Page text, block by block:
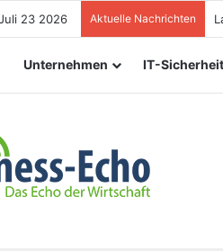
23 2026 Aktuelle Nachrichten
Unternehmen IT-Sicherheit